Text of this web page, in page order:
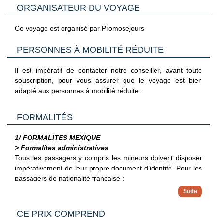
Nous vous proposons en complément de nos départs de
avion). Les horaires et le mode d’acheminement vous seront
confirmés lors de la réception de vos documents de
voyages.
ORGANISATEUR DU VOYAGE
Ce voyage est organisé par Promosejours
PERSONNES À MOBILITÉ RÉDUITE
Il est impératif de contacter notre conseiller, avant toute
souscription, pour vous assurer que le voyage est bien
adapté aux personnes à mobilité réduite.
FORMALITÉS
1/ FORMALITES MEXIQUE
> Formalites administratives
Tous les passagers y compris les mineurs doivent disposer
impérativement de leur propre document d’identité. Pour les
passagers de nationalité française :
Les touristes français voyageant au Mexique n'ont pas
besoin de visa pour un séjour touristique de moins de
Vous trouverez des informations plus complètes sur
CE PRIX COMPREND